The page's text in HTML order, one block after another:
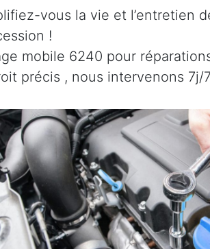
vous la vie et l’entretien
!
mobile 6240 pour
précis , nous intervenons